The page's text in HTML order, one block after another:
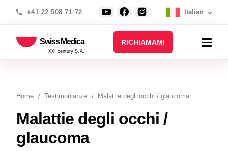
+41 22 508 71 72 Italian
Swiss Medica
XXI century S.A.
RICHIAMAMI
Home Testimonianze Malattie degli occhi / glaucoma
Malattie degli occhi /
glaucoma